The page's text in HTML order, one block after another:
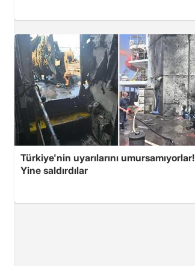
Türkiye'nin uyarılarını umursamıyorlar!
Yine saldırdılar